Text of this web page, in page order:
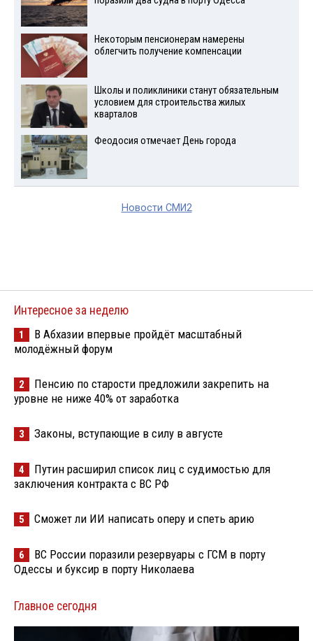
Некоторым пенсионерам намерены
облегчить получение компенсации
Школы и поликлиники станут обязательным
условием для строительства жилых
кварталов
Феодосия отмечает День города
Новости СМИ2
Интересное за неделю
1
В Абхазии впервые пройдёт масштабный
молодёжный форум
2
Пенсию по старости предложили закрепить на
уровне не ниже 40% от заработка
3 Законы, вступающие в силу в августе
4
Путин расширил список лиц с судимостью для
заключения контракта с ВС РФ
5 Сможет ли ИИ написать оперу и спеть арию
6
ВС России поразили резервуары с ГСМ в порту
Одессы и буксир в порту Николаева
Главное сегодня